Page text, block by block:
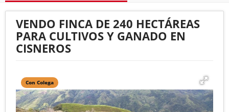
VENDO FINCA DE 240 HECTÁREAS
PARA CULTIVOS Y GANADO EN
CISNEROS
Con Colega